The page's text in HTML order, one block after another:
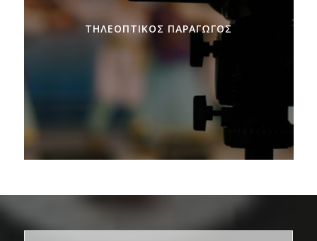
ΤΗΛΕΟΠΤΙΚΌΣ ΠΑΡΑΓΩΓΌΣ